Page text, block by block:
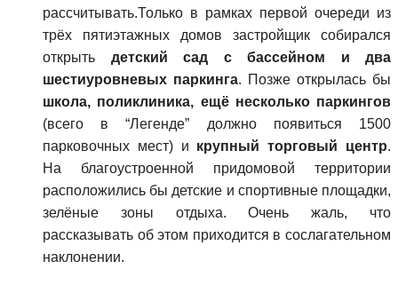
рассчитывать.Только в рамках первой очереди из
трёх пятиэтажных домов застройщик собирался
открыть детский сад с бассейном и два
шестиуровневых паркинга. Позже открылась бы
школа, поликлиника, ещё несколько паркингов
(всего в “Легенде” должно появиться 1500
парковочных мест) и крупный торговый центр.
На благоустроенной придомовой территории
расположились бы детские и спортивные площадки,
зелёные зоны отдыха. Очень жаль, что
рассказывать об этом приходится в сослагательном
наклонении.